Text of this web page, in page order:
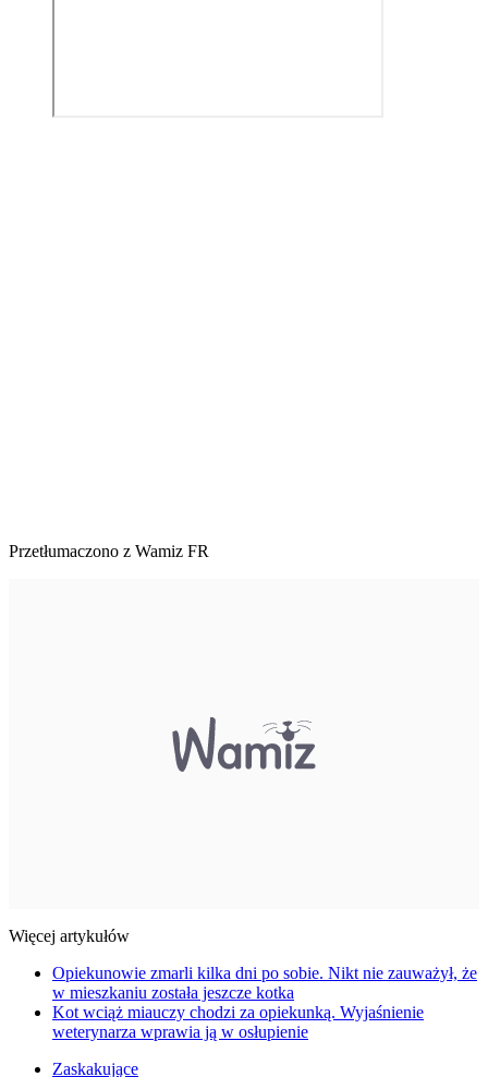
Przetłumaczono z Wamiz FR
Więcej artykułów
Opiekunowie zmarli kilka dni po sobie. Nikt nie zauważył, że
w mieszkaniu została jeszcze kotka
Kot wciąż miauczy chodzi za opiekunką. Wyjaśnienie
weterynarza wprawia ją w osłupienie
Zaskakujące